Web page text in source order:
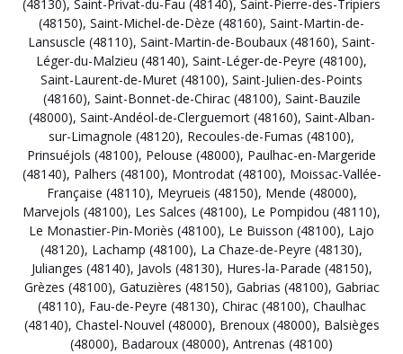
(48130), Saint-Privat-du-Fau (48140), Saint-Pierre-des-Tripiers
(48150), Saint-Michel-de-Dèze (48160), Saint-Martin-de-
Lansuscle (48110), Saint-Martin-de-Boubaux (48160), Saint-
Léger-du-Malzieu (48140), Saint-Léger-de-Peyre (48100),
Saint-Laurent-de-Muret (48100), Saint-Julien-des-Points
(48160), Saint-Bonnet-de-Chirac (48100), Saint-Bauzile
(48000), Saint-Andéol-de-Clerguemort (48160), Saint-Alban-
sur-Limagnole (48120), Recoules-de-Fumas (48100),
Prinsuéjols (48100), Pelouse (48000), Paulhac-en-Margeride
(48140), Palhers (48100), Montrodat (48100), Moissac-Vallée-
Française (48110), Meyrueis (48150), Mende (48000),
Marvejols (48100), Les Salces (48100), Le Pompidou (48110),
Le Monastier-Pin-Moriès (48100), Le Buisson (48100), Lajo
(48120), Lachamp (48100), La Chaze-de-Peyre (48130),
Julianges (48140), Javols (48130), Hures-la-Parade (48150),
Grèzes (48100), Gatuzières (48150), Gabrias (48100), Gabriac
(48110), Fau-de-Peyre (48130), Chirac (48100), Chaulhac
(48140), Chastel-Nouvel (48000), Brenoux (48000), Balsièges
(48000), Badaroux (48000), Antrenas (48100)